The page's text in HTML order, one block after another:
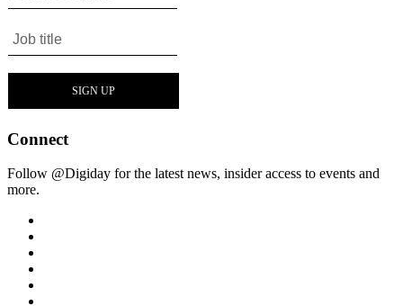
Connect
Follow @Digiday for the latest news, insider access to events and
more.